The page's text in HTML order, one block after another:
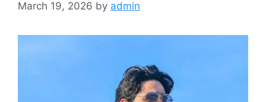
March 19, 2026 by admin